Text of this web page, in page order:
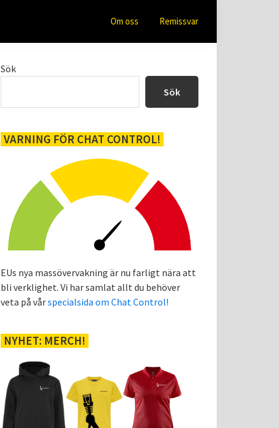
Om oss Remissvar
Primärt
Sök
Sök
VARNING FÖR CHAT CONTROL!
EUs nya massövervakning är nu farligt nära att
bli verklighet. Vi har samlat allt du behöver
veta på vårspecialsida om Chat Control!
NYHET: MERCH!